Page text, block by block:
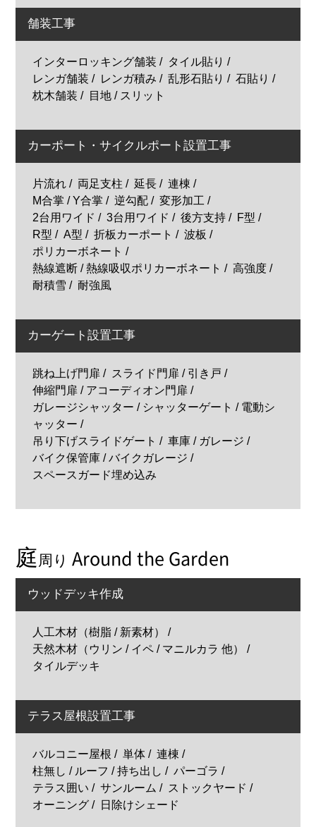
舗装工事
インターロッキング舗装
タイル貼り
レンガ舗装
レンガ積み 乱形石貼り
石貼り
枕木舗装
目地 / スリット
カーポート・サイクルポート設置工事
片流れ 両足支柱 延長
連棟
M合掌 / Y合掌
逆勾配
変形加工
2台用ワイド
3台用ワイド 後方支持
F型
R型
A型 折板カーポート
波板
ポリカーボネート
熱線遮断 / 熱線吸収ポリカーボネート
高強度
耐積雪
耐強風
カーゲート設置工事
跳ね上げ門扉
スライド門扉 / 引き戸
伸縮門扉 / アコーディオン門扉
ガレージシャッター / シャッターゲート / 電動シ
ャッター
吊り下げスライドゲート
車庫 / ガレージ
バイク保管庫 / バイクガレージ
スペースガード埋め込み
庭周りAround the Garden
ウッドデッキ作成
人工木材（樹脂 / 新素材）
天然木材（ウリン / イペ / マニルカラ 他）
タイルデッキ
テラス屋根設置工事
バルコニー屋根 単体
連棟
柱無し / ルーフ / 持ち出し
パーゴラ
テラス囲い
サンルーム
ストックヤード
オーニング
日除けシェード